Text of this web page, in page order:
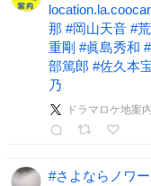
那 #岡山天音 #
重剛 #眞島秀和 #
部篤郎 #佐久本
乃
ドラマロケ地案内
#さよならノワ